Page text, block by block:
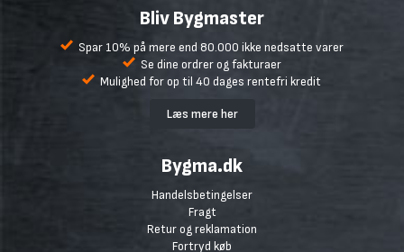
Bliv Bygmaster
Spar 10% på mere end 80.000 ikke nedsatte varer
Se dine ordrer og fakturaer
Mulighed for op til 40 dages rentefri kredit
Læs mere her
Bygma.dk
Handelsbetingelser
Fragt
Retur og reklamation
Fortryd køb